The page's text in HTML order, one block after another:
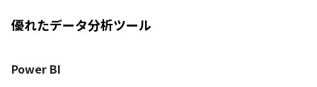
優れたデータ分析ツール
Power BI